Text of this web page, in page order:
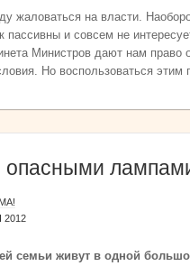
жаловаться на власти.
пассивны и совсем не
Министров дают нам
Но воспользоваться этим
опасными
2012
семьи живут в одной